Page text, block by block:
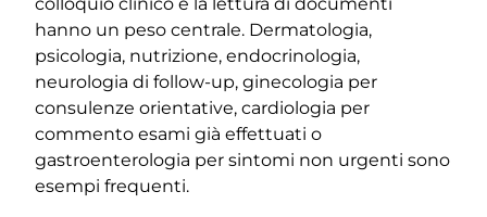
hanno un peso centrale. Dermatologia,
psicologia, nutrizione, endocrinologia,
neurologia di follow-up, ginecologia per
consulenze orientative, cardiologia per
commento esami già effettuati o
gastroenterologia per sintomi non urgenti sono
esempi frequenti.